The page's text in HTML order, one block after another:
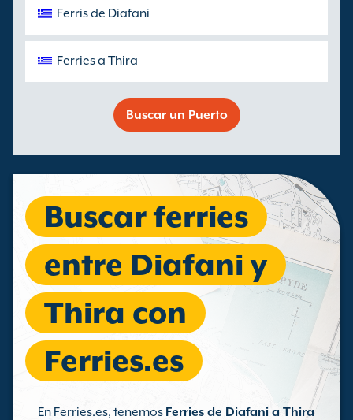
Ferris de Diafani
Ferries a Thira
Buscar un Puerto
Buscar ferries
entre Diafani y
Thira con
Ferries.es
En Ferries.es, tenemos Ferries de Diafani a Thira